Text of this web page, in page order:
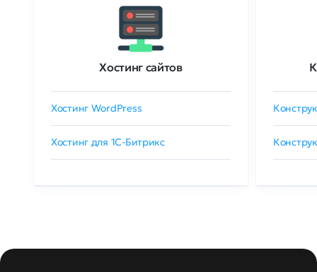
Хостинг сайтов
Хостинг WordPress
Хостинг для 1C-Битрикс